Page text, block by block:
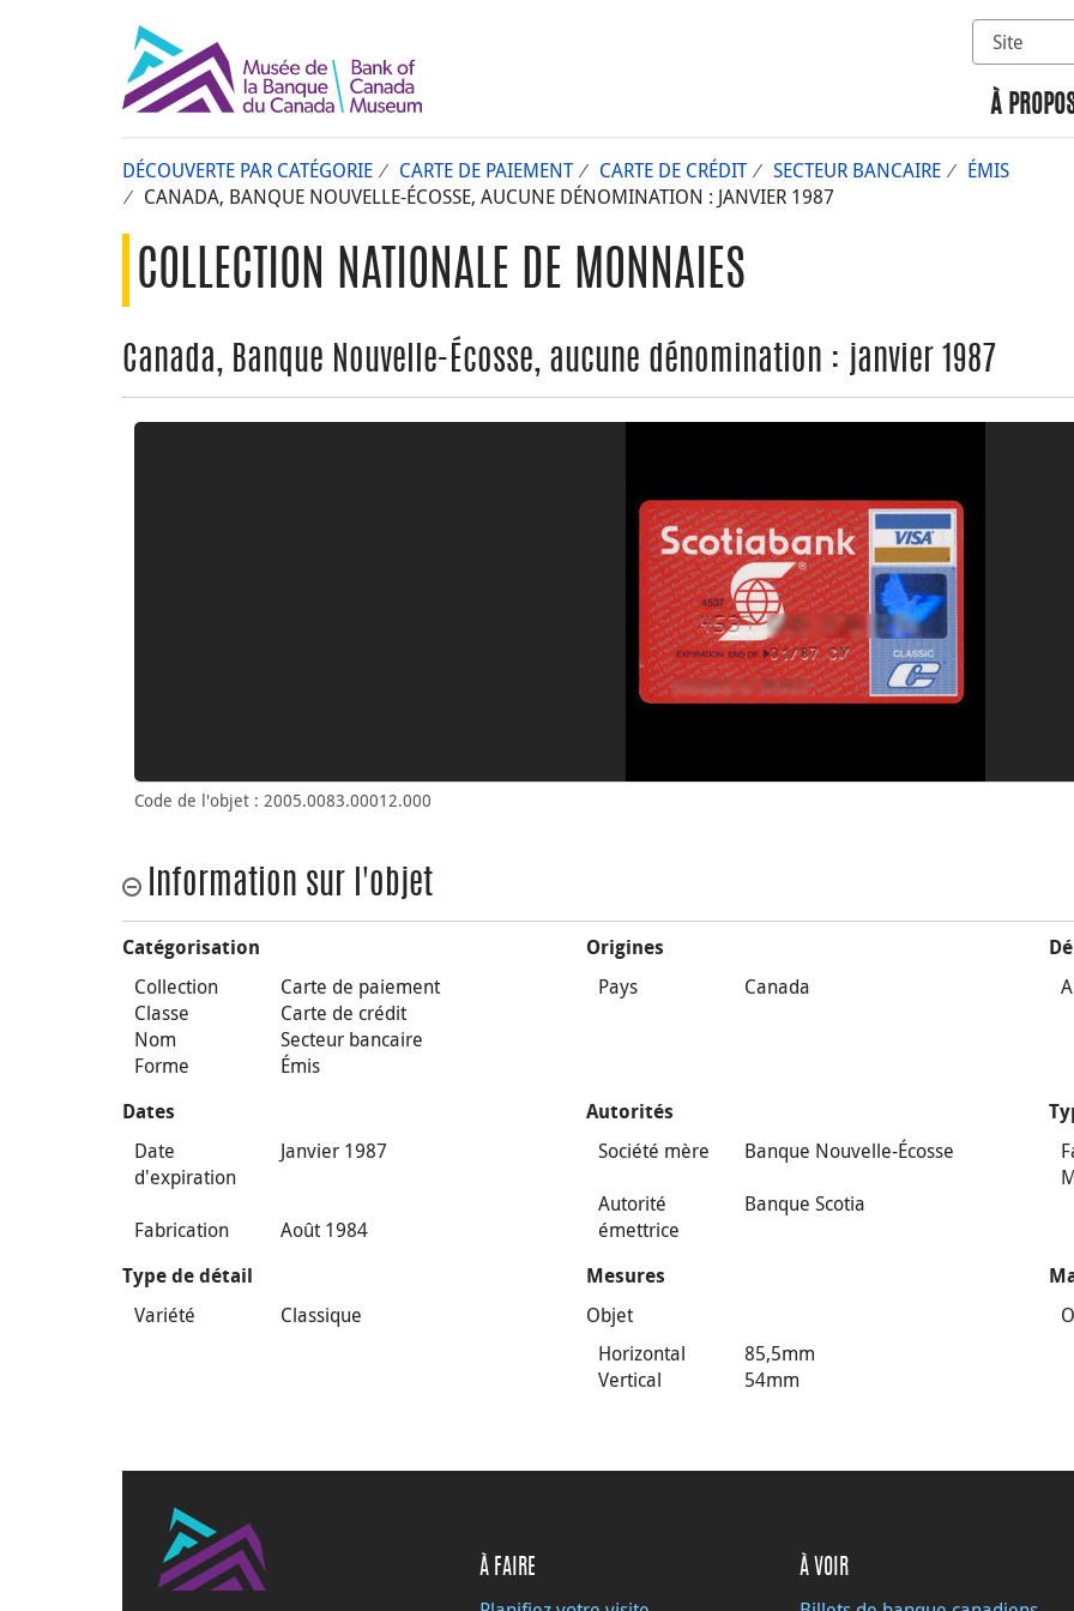
À
DÉCOUVERTE PAR CATÉGORIE CARTE DE PAIEMENT CARTE DE CRÉDIT SECTEUR BANCAIRE
ÉMIS
CANADA, BANQUE NOUVELLE-ÉCOSSE, AUCUNE DÉNOMINATION : JANVIER 1987
COLLECTION NATIONALE DE MONNAIES
Canada, Banque Nouvelle-Écosse, aucune dénomination : janvier 1987
Code de l'objet : 2005.0083.00012.000
Information sur l'objet
Catégorisation
Collection
Carte de paiement
Classe
Carte de crédit
Nom
Secteur bancaire
Forme
Émis
Origines
Pays Canada
Dates
Date
d'expiration
Janvier 1987
Fabrication Août 1984
Autorités
Société mère
Banque Nouvelle-Écosse
Autorité
émettrice
Banque Scotia
Type de détail
Variété Classique
Mesures
Objet
Horizontal
85,5mm
Vertical
54mm
À FAIRE À VOIR